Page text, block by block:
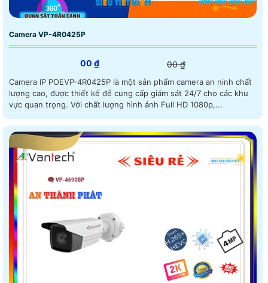
Camera VP-4R0425P
00 ₫ 00 ₫
Camera IP POEVP-4R0425P là một sản phẩm camera an ninh chất
lượng cao, được thiết kế để cung cấp giám sát 24/7 cho các khu
vực quan trọng. Với chất lượng hình ảnh Full HD 1080p,...